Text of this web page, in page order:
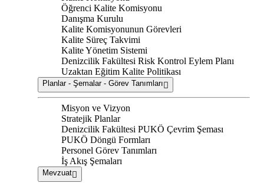
Öğrenci Kalite Komisyonu
Danışma Kurulu
Kalite Komisyonunun Görevleri
Kalite Süreç Takvimi
Kalite Yönetim Sistemi
Denizcilik Fakültesi Risk Kontrol Eylem Planı
Uzaktan Eğitim Kalite Politikası
Planlar - Şemalar - Görev Tanımları
Misyon ve Vizyon
Stratejik Planlar
Denizcilik Fakültesi PUKÖ Çevrim Şeması
PUKÖ Döngü Formları
Personel Görev Tanımları
İş Akış Şemaları
Mevzuat